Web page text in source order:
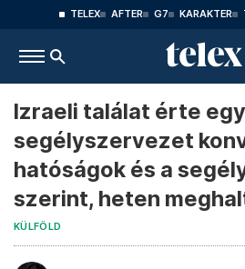
TELEX AFTER G7 KARAKTER
Izraeli találat érte egy
segélyszervezet
hatóságok és a
szerint, heten
KÜLFÖLD